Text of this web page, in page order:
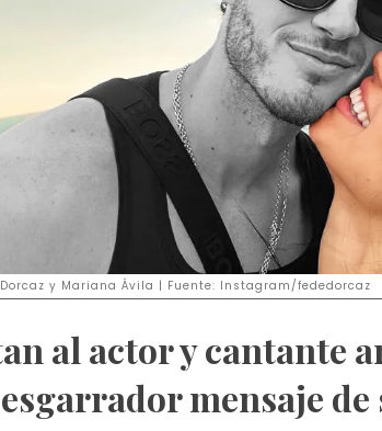
y Mariana Ávila | Fuente: Instagram/fededorcaz
al actor y cantante
mensaje